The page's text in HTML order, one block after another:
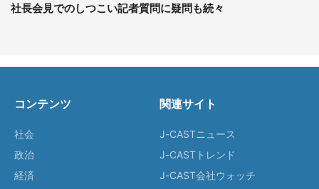
社長会見でのしつこい記者質問に疑問も続々
コンテンツ
社会
政治
経済
関連サイト
J-CASTニュース
J-CASTトレンド
J-CAST会社ウォッチ